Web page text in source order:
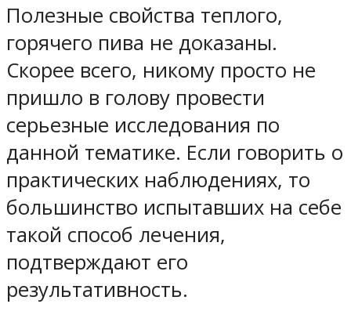
Полезные свойства теплого,
горячего пива не доказаны.
Скорее всего, никому просто не
пришло в голову провести
серьезные исследования по
данной тематике. Если говорить о
практических наблюдениях, то
большинство испытавших на себе
такой способ лечения,
подтверждают его
результативность.